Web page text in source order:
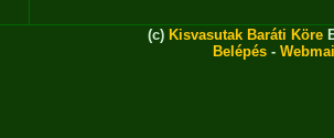
(c) Kisvasutak Baráti Köre
Belépés -